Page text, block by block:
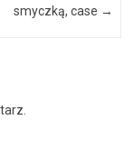
smyczką, case →